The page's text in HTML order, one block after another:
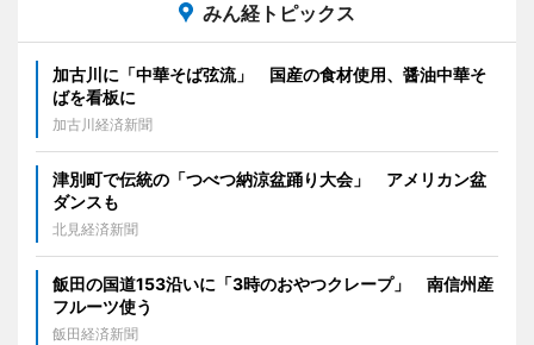
みん経トピックス
加古川に「中華そば弦流」 国産の食材使用、醤油中華そ
ばを看板に
加古川経済新聞
津別町で伝統の「つべつ納涼盆踊り大会」 アメリカン盆
ダンスも
北見経済新聞
飯田の国道153沿いに「3時のおやつクレープ」 南信州産
フルーツ使う
飯田経済新聞